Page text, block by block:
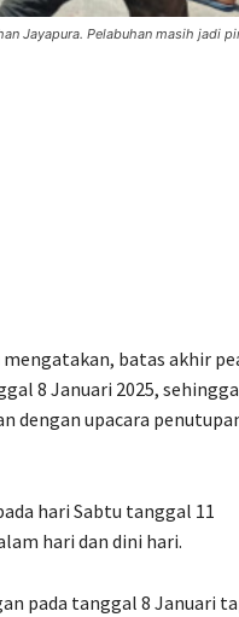
Jayapura. Pelabuhan masih jadi
batas akhir
8 Januari 2025, sehingga
dengan upacara
hari Sabtu tanggal 11
hari dan dini hari.
pada tanggal 8 Januari